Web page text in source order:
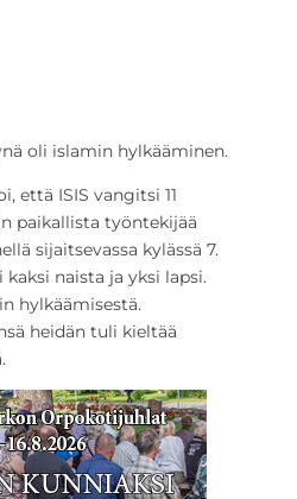
oli islamin hylkääminen.
että ISIS vangitsi 11
paikallista työntekijää
sijaitsevassa kylässä 7.
naista ja yksi lapsi.
hylkäämisestä.
heidän tuli kieltää